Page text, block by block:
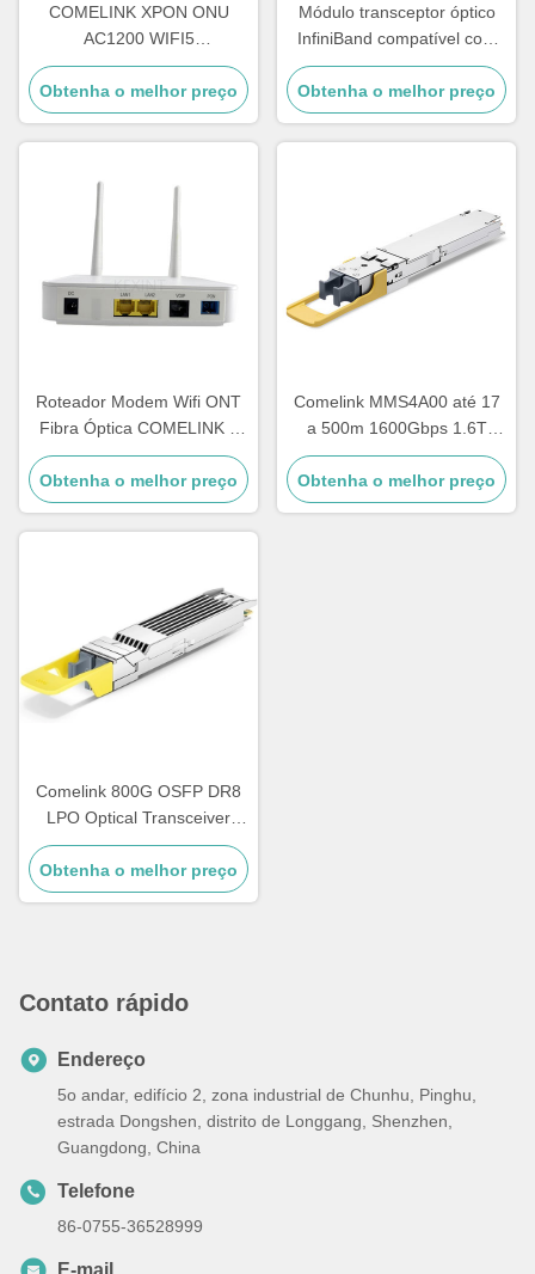
COMELINK XPON ONU
AC1200 WIFI5
4GE+1POTS+WIFI
2.4G&5.8G Wireless Onu
Obtenha o melhor preço
Módulo transceptor óptico
InfiniBand compatível com
Comelink 1.6T 2 X FR4
OSFP Flat Top PAM4
1310nm 2km Duplex
LC/UPC SMF
Obtenha o melhor preço
Roteador Modem Wifi ONT
Fibra Óptica COMELINK 1
GE 1 FE 1 POT 2 LAN Gpon
ONU
Obtenha o melhor preço
Comelink MMS4A00 até 17
a 500m 1600Gbps 1.6T
2xDR4 Transceptor de fibra
óptica de modo único OSFP
2xMPO 1310nm
Obtenha o melhor preço
Comelink 800G OSFP DR8
LPO Optical Transceiver
Module, compatível com
800GBASE 2 x DR4/DR8
OSFP Ethernet Modules
Obtenha o melhor preço
Contato rápido
Endereço
5o andar, edifício 2, zona industrial de Chunhu, Pinghu,
estrada Dongshen, distrito de Longgang, Shenzhen,
Guangdong, China
Telefone
86-0755-36528999
E-mail